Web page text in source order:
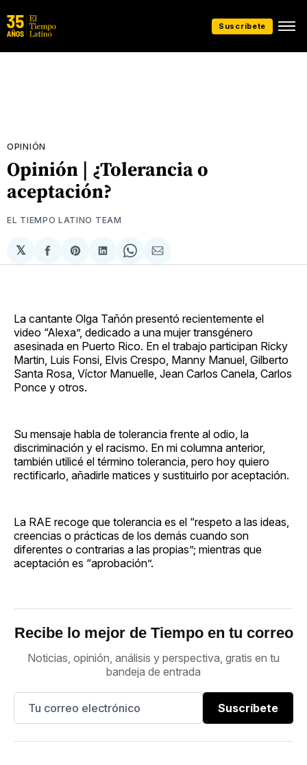
Suscríbete
OPINIÓN
Opinión | ¿Tolerancia o
aceptación?
EL TIEMPO LATINO TEAM
𝕏
Compartir
en
Share
on
Compartir
en
Share
on
Compartir
via
La cantante Olga Tañón presentó recientemente el
video “Alexa”, dedicado a una mujer transgénero
asesinada en Puerto Rico. En el trabajo participan Ricky
Martin, Luis Fonsi, Elvis Crespo, Manny Manuel, Gilberto
Santa Rosa, Víctor Manuelle, Jean Carlos Canela, Carlos
Ponce y otros.
Su mensaje habla de tolerancia frente al odio, la
discriminación y el racismo. En mi columna anterior,
también utilicé el término tolerancia, pero hoy quiero
rectificarlo, añadirle matices y sustituirlo por aceptación.
La RAE recoge que tolerancia es el “respeto a las ideas,
creencias o prácticas de los demás cuando son
diferentes o contrarias a las propias”; mientras que
aceptación es “aprobación”.
Recibe lo mejor de Tiempo en tu correo
Noticias, opinión, análisis y perspectiva, gratis en tu
bandeja de entrada
Suscríbete